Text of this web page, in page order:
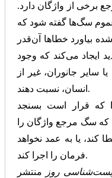
برخی از واژگان دارد.
سگ‌ها گفته شود که
بیاورد خطاها آن‌قدر
ایجاد می‌کند که وجود
سایر جانوران، غیر از
انسان، نسبت دهند.
که قرار است بسنجد
که سگ مرجع واژگان را
کند، یا به عمد نخواهد
فرمان را اجرا کند.
روز
منتشر